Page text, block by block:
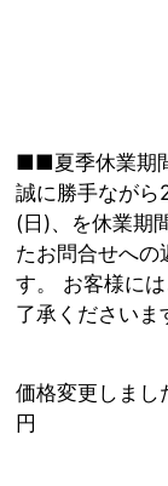
■■夏季休業期
誠に勝手なが
(日)、を休業期
たお問合せへの
す。 お客様に
了承くださいま
価格変更しまし
円